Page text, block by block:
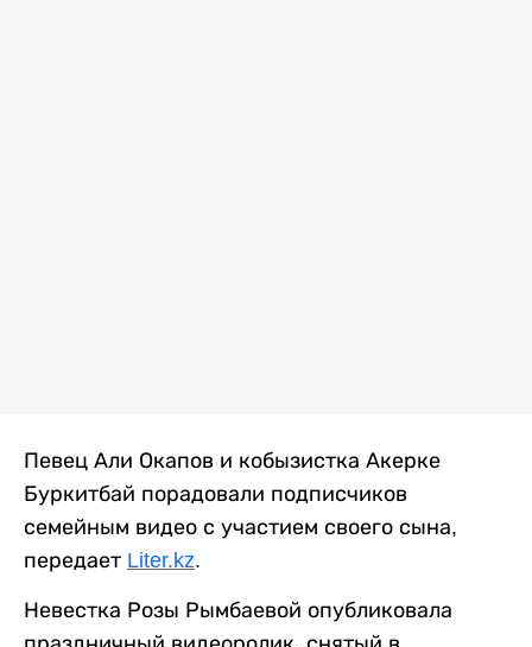
Певец Али Окапов и кобызистка Акерке
Буркитбай порадовали подписчиков
семейным видео с участием своего сына,
передает Liter.kz.
Невестка Розы Рымбаевой опубликовала